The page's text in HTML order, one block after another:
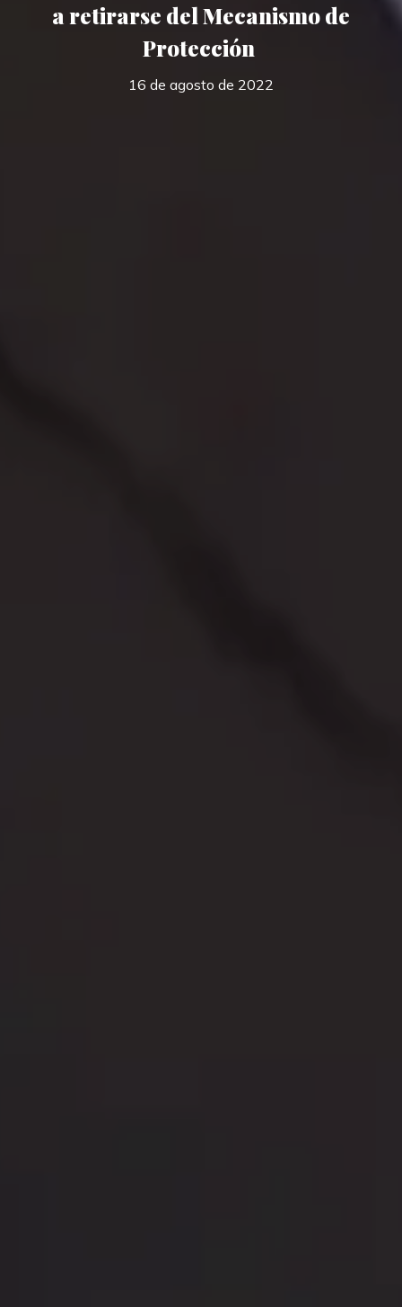
a retirarse del Mecanismo de
Protección
16 de agosto de 2022